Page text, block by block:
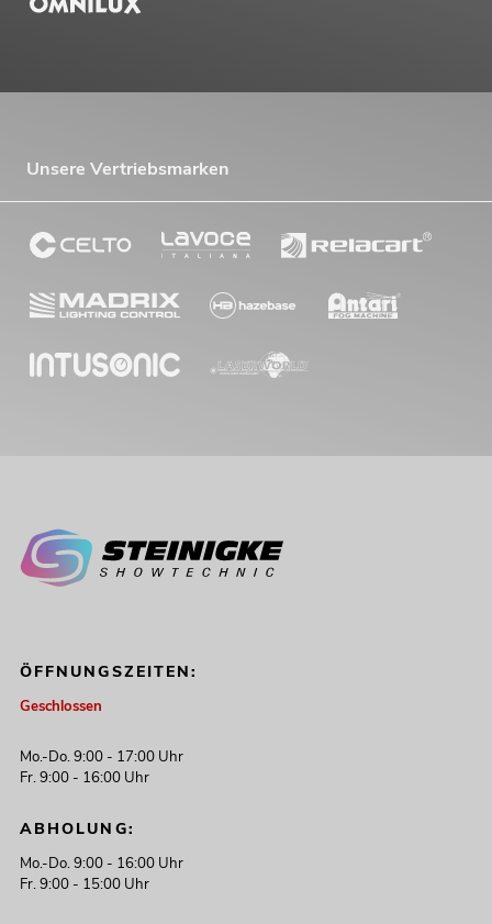
Unsere Vertriebsmarken
ÖFFNUNGSZEITEN:
Geschlossen
Mo.-Do. 9:00 - 17:00 Uhr
Fr. 9:00 - 16:00 Uhr
ABHOLUNG:
Mo.-Do. 9:00 - 16:00 Uhr
Fr. 9:00 - 15:00 Uhr